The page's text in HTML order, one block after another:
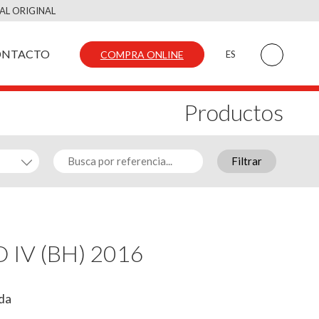
ORIGINAL
COMPRA ONLINE ES
Productos
Filtrar
IV (BH) 2016